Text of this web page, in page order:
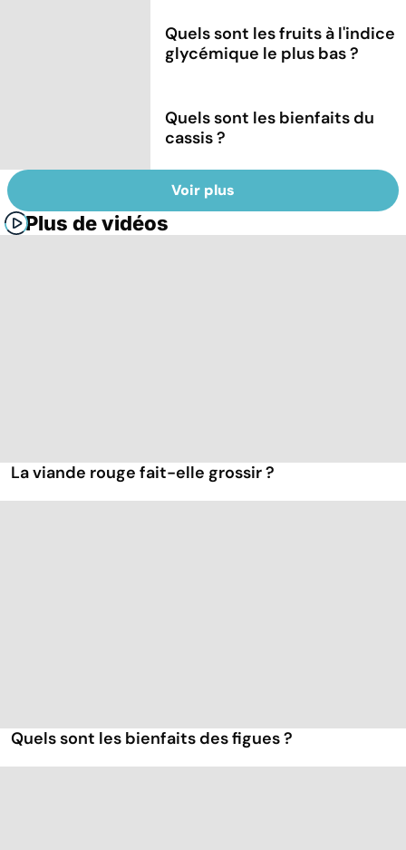
Quels sont les fruits à l'indice
glycémique le plus bas ?
Quels sont les bienfaits du
cassis ?
Voir plus
Plus de vidéos
La viande rouge fait-elle grossir ?
Quels sont les bienfaits des figues ?